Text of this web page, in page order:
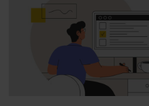
Annonssamarbete:
Chef + Winningtemp
Delta i Chefbarometern 2026